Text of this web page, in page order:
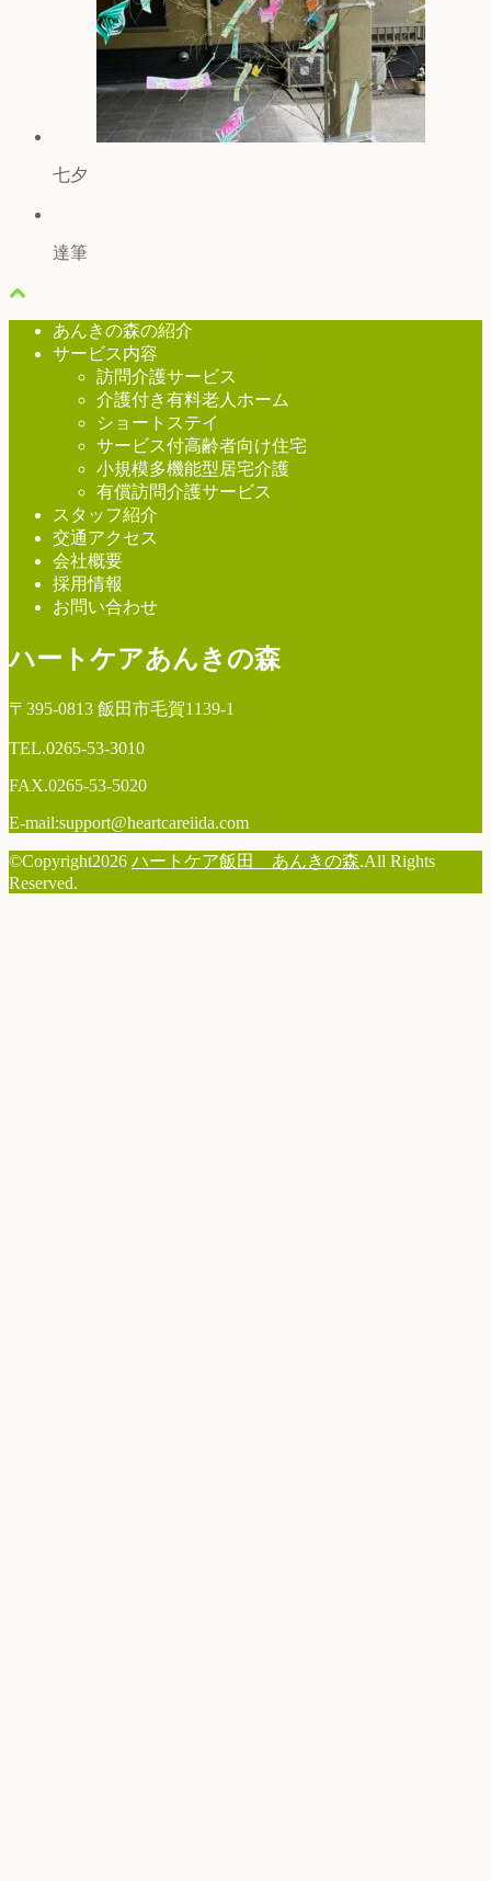
七夕
達筆
あんきの森の紹介
サービス内容
訪問介護サービス
介護付き有料老人ホーム
ショートステイ
サービス付高齢者向け住宅
小規模多機能型居宅介護
有償訪問介護サービス
スタッフ紹介
交通アクセス
会社概要
採用情報
お問い合わせ
ハートケアあんきの森
〒395-0813 飯田市毛賀1139-1
TEL.0265-53-3010
FAX.0265-53-5020
E-mail:support@heartcareiida.com
©Copyright2026 ハートケア飯田 あんきの森.All Rights
Reserved.